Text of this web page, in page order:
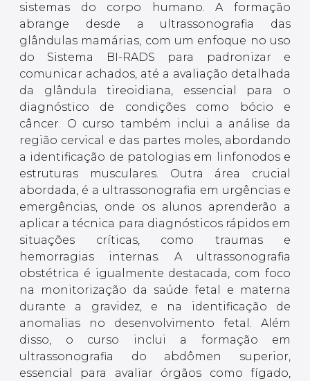
sistemas do corpo humano. A formação
abrange desde a ultrassonografia das
glândulas mamárias, com um enfoque no uso
do Sistema BI-RADS para padronizar e
comunicar achados, até a avaliação detalhada
da glândula tireoidiana, essencial para o
diagnóstico de condições como bócio e
câncer. O curso também inclui a análise da
região cervical e das partes moles, abordando
a identificação de patologias em linfonodos e
estruturas musculares. Outra área crucial
abordada, é a ultrassonografia em urgências e
emergências, onde os alunos aprenderão a
aplicar a técnica para diagnósticos rápidos em
situações críticas, como traumas e
hemorragias internas. A ultrassonografia
obstétrica é igualmente destacada, com foco
na monitorização da saúde fetal e materna
durante a gravidez, e na identificação de
anomalias no desenvolvimento fetal. Além
disso, o curso inclui a formação em
ultrassonografia do abdômen superior,
essencial para avaliar órgãos como fígado,